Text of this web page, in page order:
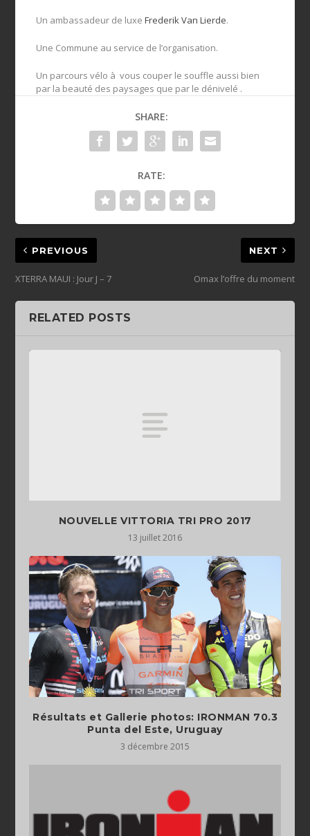
Un ambassadeur de luxeFrederik Van Lierde.
Une Commune au service de l’organisation.
Un parcours vélo à vous couper le souffle aussi bien
par la beauté des paysages que par le dénivelé .
SHARE:
RATE:
PREVIOUS
XTERRA MAUI : Jour J – 7
NEXT
Omax l’offre du moment
RELATED POSTS
13 juillet 2016
Résultats et Gallerie photos: IRONMAN 70.3
Punta del Este, Uruguay
3 décembre 2015